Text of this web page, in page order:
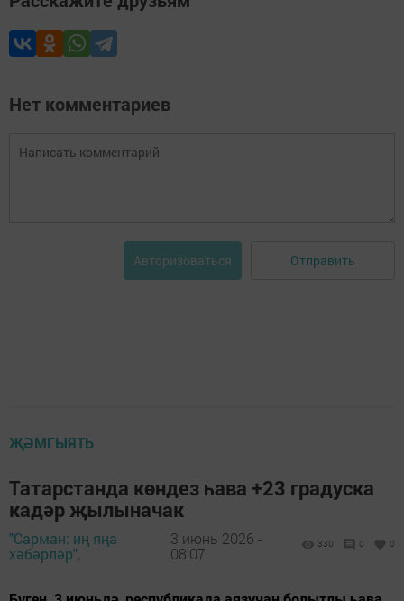
Нет комментариев
Авторизоваться Отправить
ҖӘМГЫЯТЬ
Татарстанда көндез һава +23 градуска
кадәр җылыначак
"Сарман: иң яңа
хәбәрләр",
3 июнь 2026 -
08:07
330 0 0